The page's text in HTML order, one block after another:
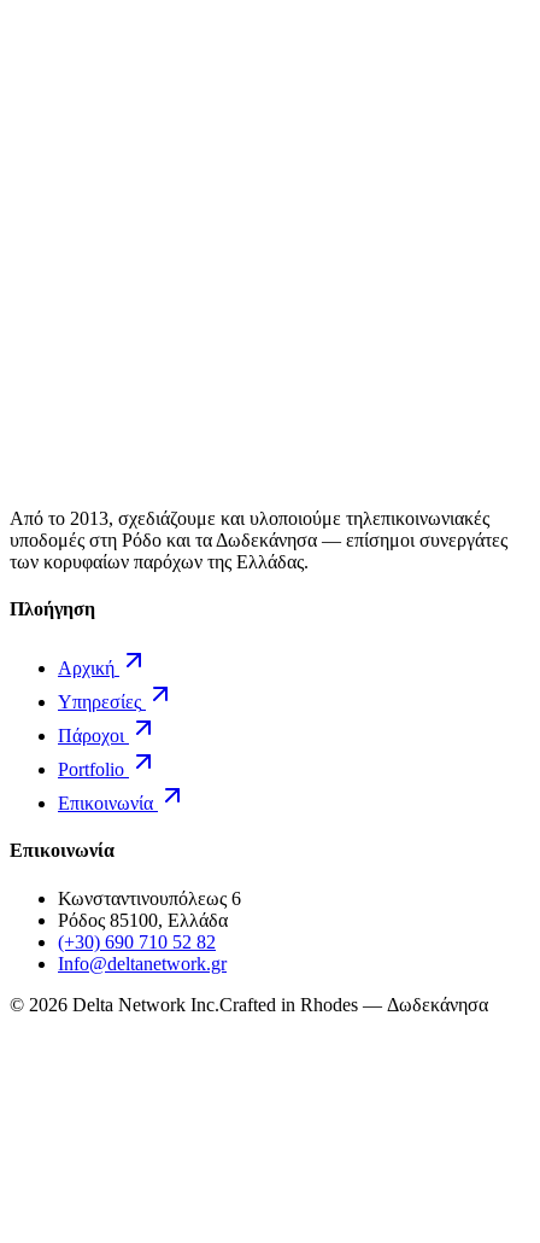
Από το 2013, σχεδιάζουμε και υλοποιούμε τηλεπικοινωνιακές
υποδομές στη Ρόδο και τα Δωδεκάνησα — επίσημοι συνεργάτες
των κορυφαίων παρόχων της Ελλάδας.
Πλοήγηση
Αρχική
Υπηρεσίες
Πάροχοι
Portfolio
Επικοινωνία
Επικοινωνία
Κωνσταντινουπόλεως 6
Ρόδος 85100, Ελλάδα
(+30) 690 710 52 82
Info@deltanetwork.gr
© 2026 Delta Network Inc.Crafted in Rhodes — Δωδεκάνησα